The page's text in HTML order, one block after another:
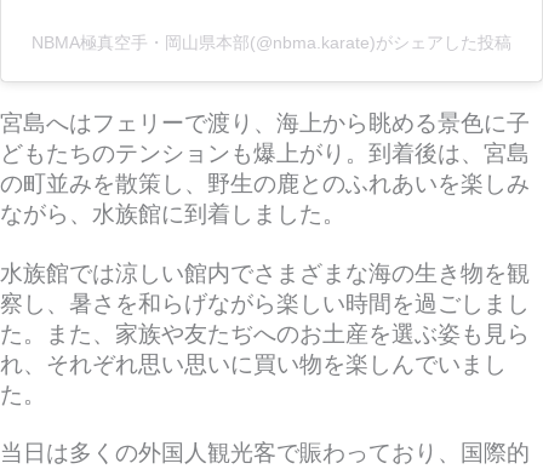
NBMA極真空手・岡山県本部(@nbma.karate)がシェアした投稿
宮島へはフェリーで渡り、海上から眺める景色に子
どもたちのテンションも爆上がり。到着後は、宮島
の町並みを散策し、野生の鹿とのふれあいを楽しみ
ながら、水族館に到着しました。
水族館では涼しい館内でさまざまな海の生き物を観
察し、暑さを和らげながら楽しい時間を過ごしまし
た。また、家族や友たぢへのお土産を選ぶ姿も見ら
れ、それぞれ思い思いに買い物を楽しんでいまし
た。
当日は多くの外国人観光客で賑わっており、国際的